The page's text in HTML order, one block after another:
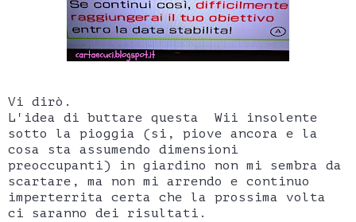
Vi dirò.
L'idea di buttare questa Wii insolente
sotto la pioggia (si, piove ancora e la
cosa sta assumendo dimensioni
preoccupanti) in giardino non mi sembra da
scartare, ma non mi arrendo e continuo
imperterrita certa che la prossima volta
ci saranno dei risultati.